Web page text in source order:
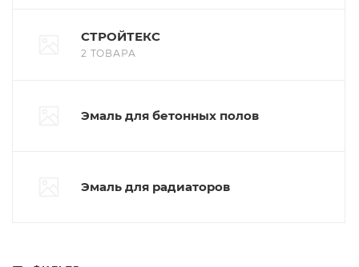
СТРОЙТЕКС
2 ТОВАРА
Эмаль для бетонных полов
Эмаль для радиаторов